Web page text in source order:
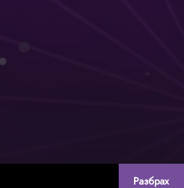
Разбрах
DREAMmedia Creative Studio